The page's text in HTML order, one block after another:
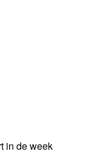
in de week